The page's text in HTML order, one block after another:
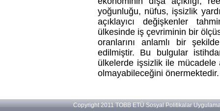
yoğunluğu, nüfus, işsizlik
açıklayıcı değişkenler
ülkesinde iş çevriminin bir
oranlarını anlamlı bir
edilmiştir. Bu bulgular
ülkelerde işsizlik ile mücadele
olmayabileceğini önermektedir.
Copyright 2011 TOBB ETÜ Sosyal Politikalar